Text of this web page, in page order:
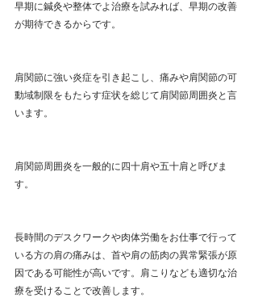
早期に鍼灸や整体でよ治療を試みれば、早期の改善
が期待できるからです。
肩関節に強い炎症を引き起こし、痛みや肩関節の可
動域制限をもたらす症状を総じて肩関節周囲炎と言
います。
肩関節周囲炎を一般的に四十肩や五十肩と呼びま
す。
長時間のデスクワークや肉体労働をお仕事で行って
いる方の肩の痛みは、首や肩の筋肉の異常緊張が原
因である可能性が高いです。肩こりなども適切な治
療を受けることで改善します。